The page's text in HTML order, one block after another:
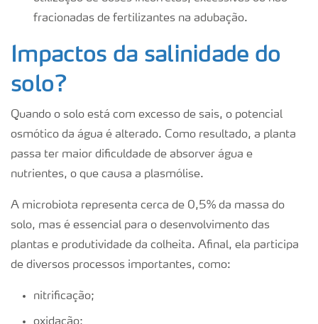
fracionadas de fertilizantes na adubação.
Impactos da salinidade do
solo?
Quando o solo está com excesso de sais, o potencial
osmótico da água é alterado. Como resultado, a planta
passa ter maior dificuldade de absorver água e
nutrientes, o que causa a plasmólise.
A microbiota representa cerca de 0,5% da massa do
solo, mas é essencial para o desenvolvimento das
plantas e produtividade da colheita. Afinal, ela participa
de diversos processos importantes, como:
nitrificação;